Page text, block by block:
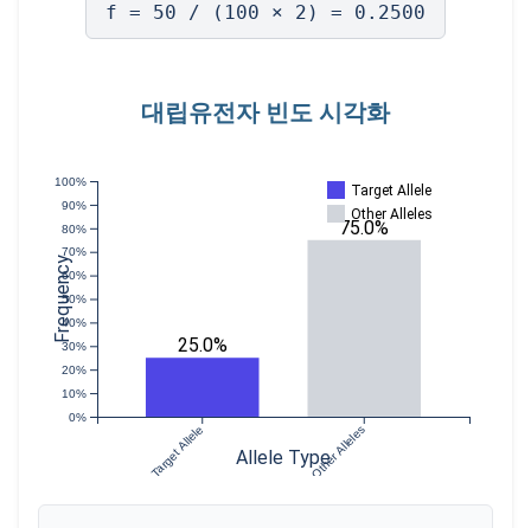
f = 50 / (100 × 2) = 0.2500
대립유전자 빈도 시각화
Target Allele Other Alleles
Allele Type
0%
10%
20%
30%
40%
50%
60%
70%
80%
90%
100%
Frequency
25.0%
75.0%
Target Allele
Other Alleles